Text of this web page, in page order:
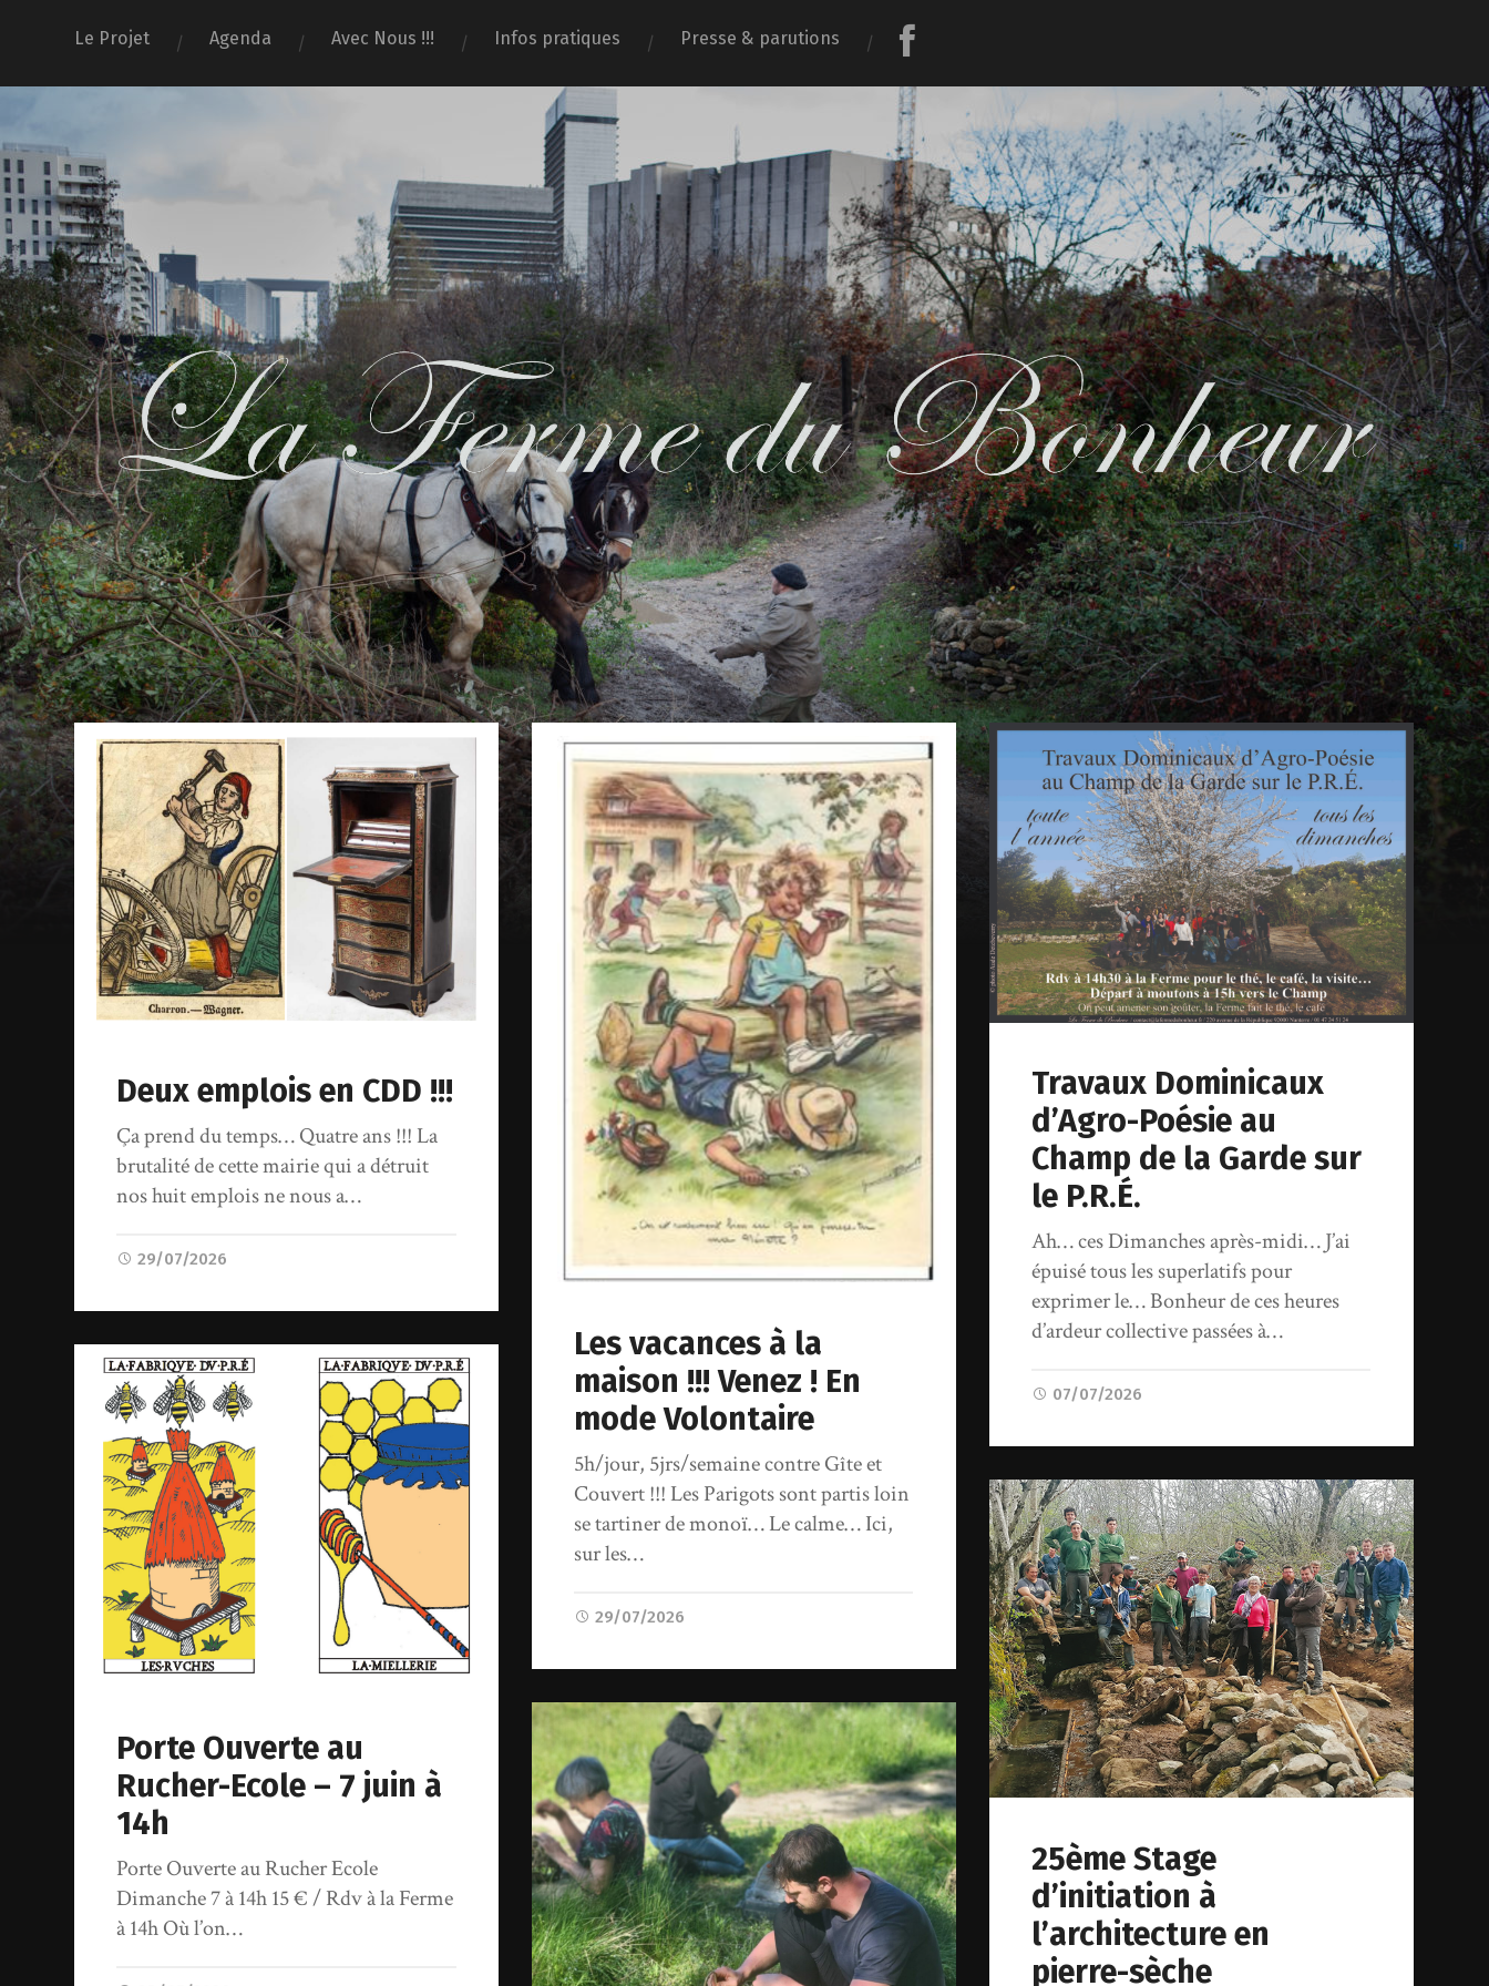
Le Projet Agenda Avec Nous !!! Infos pratiques Presse & parutions
La
Ferme
du
Bonheur
Deux emplois en CDD !!!
Ça prend du temps… Quatre ans !!! La
brutalité de cette mairie qui a détruit
nos huit emplois ne nous a…
29/07/2026
Les vacances à la
maison !!! Venez ! En
mode Volontaire
5h/jour, 5jrs/semaine contre Gîte et
Couvert !!! Les Parigots sont partis loin
se tartiner de monoï… Le calme… Ici,
sur les…
29/07/2026
Travaux Dominicaux
d’Agro-Poésie au
Champ de la Garde sur
le P.R.É.
Ah… ces Dimanches après-midi… J’ai
épuisé tous les superlatifs pour
exprimer le… Bonheur de ces heures
d’ardeur collective passées à…
07/07/2026
Porte Ouverte au
Rucher-Ecole – 7 juin à
14h
Porte Ouverte au Rucher Ecole
Dimanche 7 à 14h 15 € / Rdv à la Ferme
à 14h Où l’on…
25ème Stage
d’initiation à
l’architecture en
pierre-sèche